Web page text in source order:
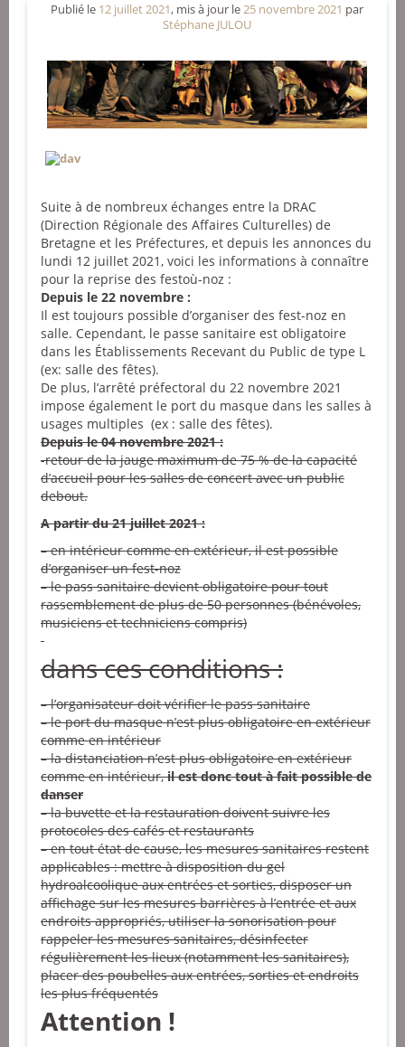
Publié le 12 juillet 2021, mis à jour le25 novembre 2021 par
Stéphane JULOU
Suite à de nombreux échanges entre la DRAC
(Direction Régionale des Affaires Culturelles) de
Bretagne et les Préfectures, et depuis les annonces du
lundi 12 juillet 2021, voici les informations à connaître
pour la reprise des festoù-noz :
Depuis le 22 novembre :
Il est toujours possible d’organiser des fest-noz en
salle. Cependant, le passe sanitaire est obligatoire
dans les Établissements Recevant du Public de type L
(ex: salle des fêtes).
De plus, l’arrêté préfectoral du 22 novembre 2021
impose également le port du masque dans les salles à
usages multiples (ex : salle des fêtes).
Depuis le 04 novembre 2021 :
-retour de la jauge maximum de 75 % de la capacité
d’accueil pour les salles de concert avec un public
debout.
A partir du 21 juillet 2021 :
– en intérieur comme en extérieur, il est possible
d’organiser un fest-noz
– le pass sanitaire devient obligatoire pour tout
rassemblement de plus de 50 personnes (bénévoles,
musiciens et techniciens compris)
dans ces conditions :
– l’organisateur doit vérifier le pass sanitaire
– le port du masque n’est plus obligatoire en extérieur
comme en intérieur
– la distanciation n’est plus obligatoire en extérieur
comme en intérieur,il est donc tout à fait possible de
danser
– la buvette et la restauration doivent suivre les
protocoles des cafés et restaurants
– en tout état de cause, les mesures sanitaires restent
applicables : mettre à disposition du gel
hydroalcoolique aux entrées et sorties, disposer un
affichage sur les mesures barrières à l’entrée et aux
endroits appropriés, utiliser la sonorisation pour
rappeler les mesures sanitaires, désinfecter
régulièrement les lieux (notamment les sanitaires),
placer des poubelles aux entrées, sorties et endroits
les plus fréquentés
Attention !